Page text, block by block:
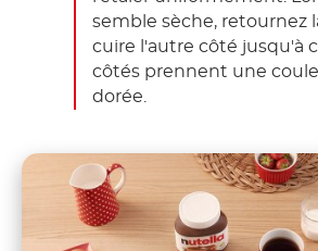
semble sèche, retournez
cuire l'autre côté jusqu'à
côtés prennent une
dorée.